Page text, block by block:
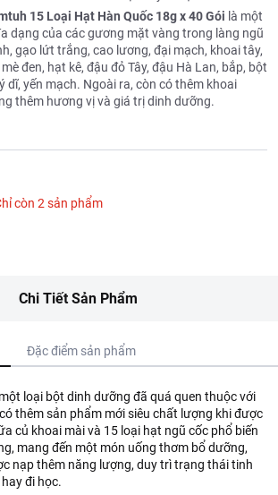
15 Loại Hạt Hàn Quốc 18g x 40 Gói là một
dạng của các gương mặt vàng trong làng ngũ
gạo lứt trắng, cao lương, đại mạch, khoai tây,
mè đen, hạt kê, đậu đỏ Tây, đậu Hà Lan, bắp, bột
dĩ, yến mạch. Ngoài ra, còn có thêm khoai
thêm hương vị và giá trị dinh dưỡng.
còn 2 sản phẩm
Chi Tiết Sản Phẩm
Đặc điểm sản phẩm
loại bột dinh dưỡng đã quá quen thuộc với
thêm sản phẩm mới siêu chất lượng khi được
củ khoai mài và 15 loại hạt ngũ cốc phổ biến
mang đến một món uống thơm bổ dưỡng,
nạp thêm năng lượng, duy trì trạng thái tinh
đi học.